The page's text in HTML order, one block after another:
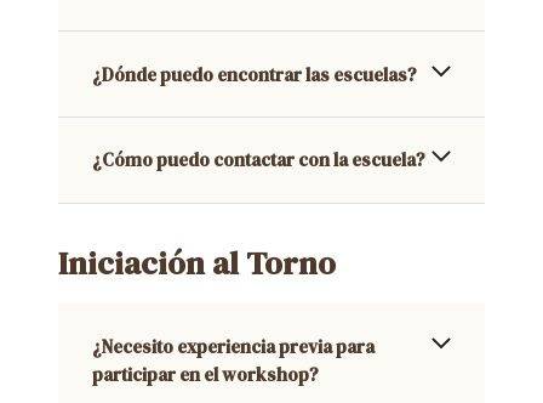
¿Dónde puedo encontrar las escuelas?
¿Cómo puedo contactar con la escuela?
Iniciación al Torno
¿Necesito experiencia previa para
participar en el workshop?